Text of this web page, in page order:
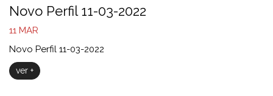
Novo Perfil 11-03-2022
11 MAR
Novo Perfil 11-03-2022
ver +